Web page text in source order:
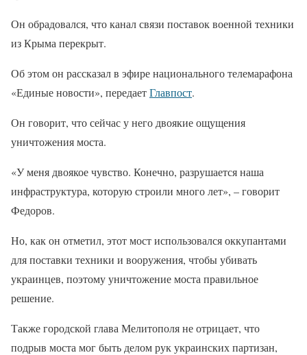
Он обрадовался, что канал связи поставок военной техники
из Крыма перекрыт.
Об этом он рассказал в эфире национального телемарафона
«Единые новости», передаетГлавпост.
Он говорит, что сейчас у него двоякие ощущения
уничтожения моста.
«У меня двоякое чувство. Конечно, разрушается наша
инфраструктура, которую строили много лет», – говорит
Федоров.
Но, как он отметил, этот мост использовался оккупантами
для поставки техники и вооружения, чтобы убивать
украинцев, поэтому уничтожение моста правильное
решение.
Также городской глава Мелитополя не отрицает, что
подрыв моста мог быть делом рук украинских партизан,